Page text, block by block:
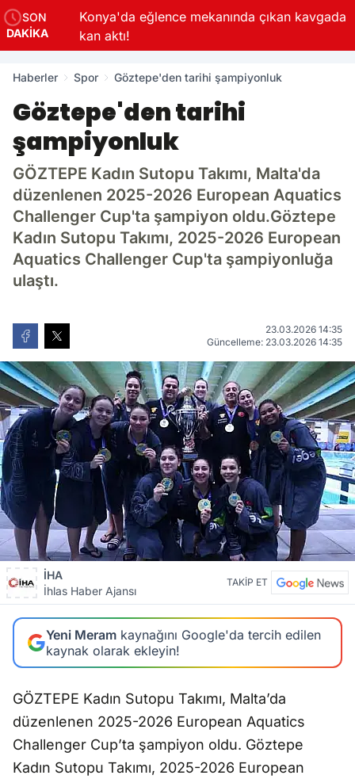
SON
DAKİKA
Konya'da eğlence mekanında çıkan kavgada
kan aktı!
Haberler Spor Göztepe'den tarihi şampiyonluk
Göztepe'den tarihi
şampiyonluk
GÖZTEPE Kadın Sutopu Takımı, Malta'da
düzenlenen 2025-2026 European Aquatics
Challenger Cup'ta şampiyon oldu.Göztepe
Kadın Sutopu Takımı, 2025-2026 European
Aquatics Challenger Cup'ta şampiyonluğa
ulaştı.
23.03.2026 14:35
Güncelleme: 23.03.2026 14:35
İHA
İhlas Haber Ajansı
TAKİP ET
Yeni Meram kaynağını Google'da tercih edilen
kaynak olarak ekleyin!
GÖZTEPE Kadın Sutopu Takımı, Malta’da
düzenlenen 2025-2026 European Aquatics
Challenger Cup’ta şampiyon oldu. Göztepe
Kadın Sutopu Takımı, 2025-2026 European